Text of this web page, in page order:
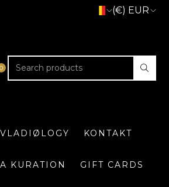
(€) EUR
VLADIØLOGY KONTAKT
KURATION GIFT CARDS